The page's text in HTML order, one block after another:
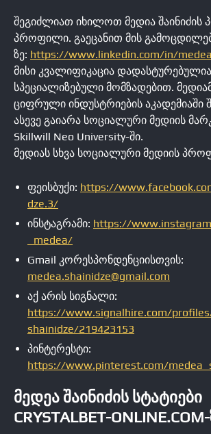
შეგიძლიათ იხილოთ მედია შაინიძის
პროფილი. გაეცანით მის
ზე: https://www.linkedin.com/in/
მისი კვალიფიკაცია დადასტურებულია
სპეციალიზებული მომზადებით.
ციფრული ინდუსტრიების აკადემიაში
ასევე გაიარა სოციალური მედიის
Skillwill Neo University-ში.
მედიას სხვა სოციალური მედიის
ფეისბუქი: https://
dze.3/
ინსტაგრამი: https://
_medea/
Gmail კორესპონდენციისთვის:
medea.shainidze@gmail.com
აქ არის სიგნალი:
https://www.signalhire.com/
shainidze/219423153
პინტერესტი:
https://www.pinterest.com/
ᲛᲔᲓᲔᲐ ᲨᲐᲘᲜᲘᲫᲘᲡ ᲡᲢᲐᲢᲘᲔᲑᲘ
CRYSTALBET-